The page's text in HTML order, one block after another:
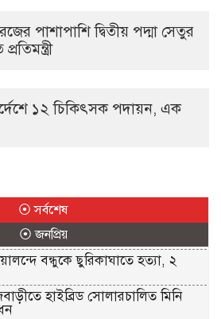
পাশাপাশি দ্বিতীয় পদ্মা সেতুর
১২ চিকিৎসক পদায়ন, এক
⦿ সর্বশেষ
⦿ জনপ্রিয়
বন্ধুকে ছুরিকাঘাতে হত্যা, ২
হাইব্রিড সোলারচালিত মিনি